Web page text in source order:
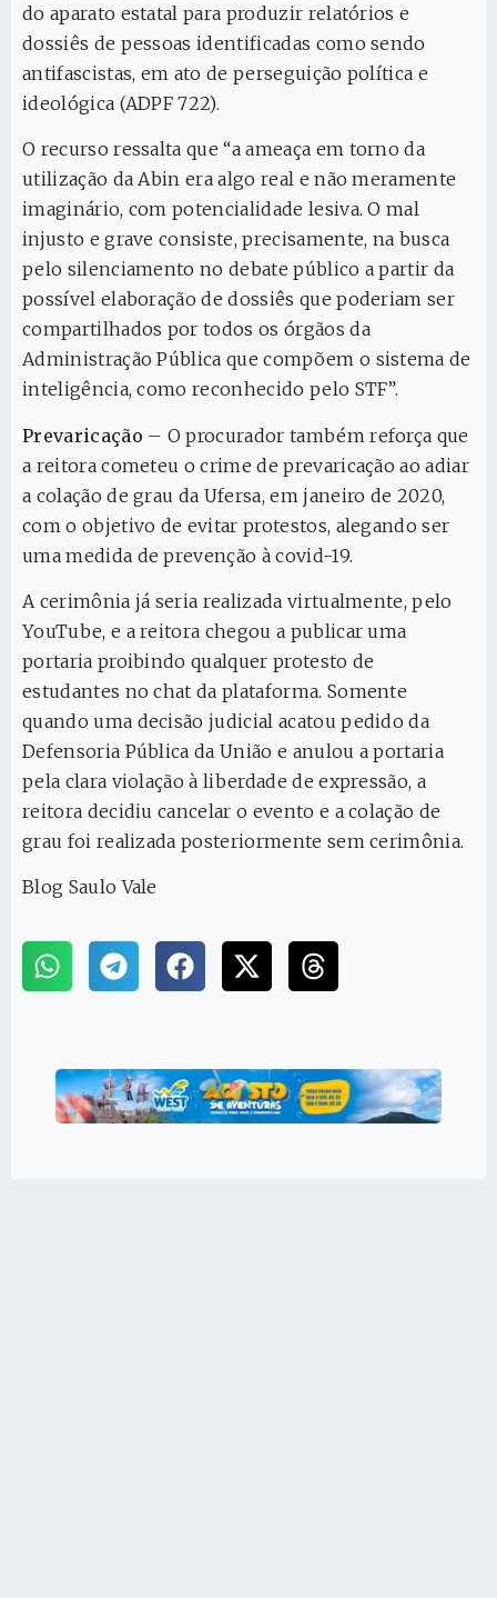
do aparato estatal para produzir relatórios e
dossiês de pessoas identificadas como sendo
antifascistas, em ato de perseguição política e
ideológica (ADPF 722).
O recurso ressalta que “a ameaça em torno da
utilização da Abin era algo real e não meramente
imaginário, com potencialidade lesiva. O mal
injusto e grave consiste, precisamente, na busca
pelo silenciamento no debate público a partir da
possível elaboração de dossiês que poderiam ser
compartilhados por todos os órgãos da
Administração Pública que compõem o sistema de
inteligência, como reconhecido pelo STF”.
Prevaricação – O procurador também reforça que
a reitora cometeu o crime de prevaricação ao adiar
a colação de grau da Ufersa, em janeiro de 2020,
com o objetivo de evitar protestos, alegando ser
uma medida de prevenção à covid-19.
A cerimônia já seria realizada virtualmente, pelo
YouTube, e a reitora chegou a publicar uma
portaria proibindo qualquer protesto de
estudantes no chat da plataforma. Somente
quando uma decisão judicial acatou pedido da
Defensoria Pública da União e anulou a portaria
pela clara violação à liberdade de expressão, a
reitora decidiu cancelar o evento e a colação de
grau foi realizada posteriormente sem cerimônia.
Blog Saulo Vale